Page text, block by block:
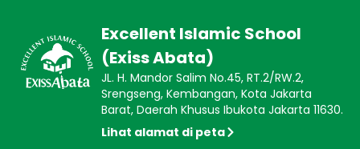
Excellent Islamic School
(Exiss Abata)
JL. H. Mandor Salim No.45, RT.2/RW.2,
Srengseng, Kembangan, Kota Jakarta
Barat, Daerah Khusus Ibukota Jakarta 11630.
Lihat alamat di peta